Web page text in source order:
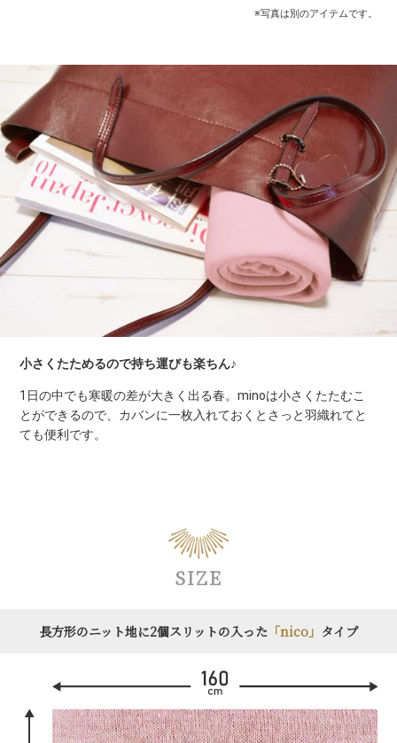
※写真は別のアイテムです。
小さくたためるので持ち運びも楽ちん♪
1日の中でも寒暖の差が大きく出る春。minoは小さくたたむこ
とができるので、カバンに一枚入れておくとさっと羽織れてと
ても便利です。
SIZE
長方形のニット地に2個スリットの入った 「nico」 タイプ